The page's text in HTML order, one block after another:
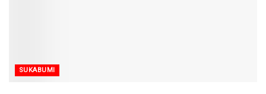
SUKABUMI